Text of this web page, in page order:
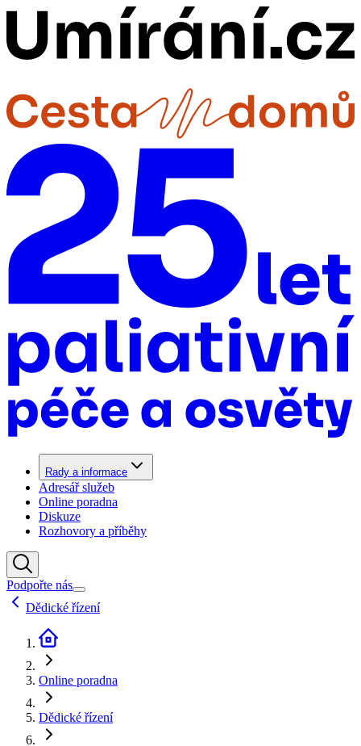
Rady a informace
Adresář služeb
Online poradna
Diskuze
Rozhovory a příběhy
Podpořte nás
Dědické řízení
Online poradna
Dědické řízení